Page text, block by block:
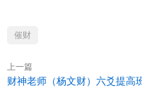
催财
上一篇
财神老师（杨文财）六爻提高